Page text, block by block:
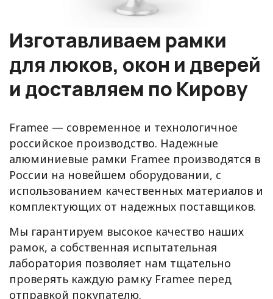
Изготавливаем рамки
для люков, окон и дверей
и доставляем по Кирову
Framee — современное и технологичное
российское производство. Надежные
алюминиевые рамки Framee производятся в
России на новейшем оборудовании, с
использованием качественных материалов и
комплектующих от надежных поставщиков.
Мы гарантируем высокое качество наших
рамок, а собственная испытательная
лаборатория позволяет нам тщательно
проверять каждую рамку Framee перед
отправкой покупателю.